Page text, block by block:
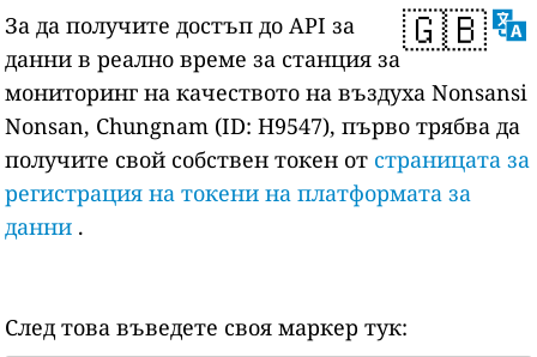
🇬🇧
За да получите достъп до API за
данни в реално време за станция за
мониторинг на качеството на въздуха Nonsansi
Nonsan, Chungnam (ID: H9547), първо трябва да
получите свой собствен токен от страницата за
регистрация на токени на платформата за
данни .
След това въведете своя маркер тук: